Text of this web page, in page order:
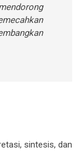
sintesis, dan